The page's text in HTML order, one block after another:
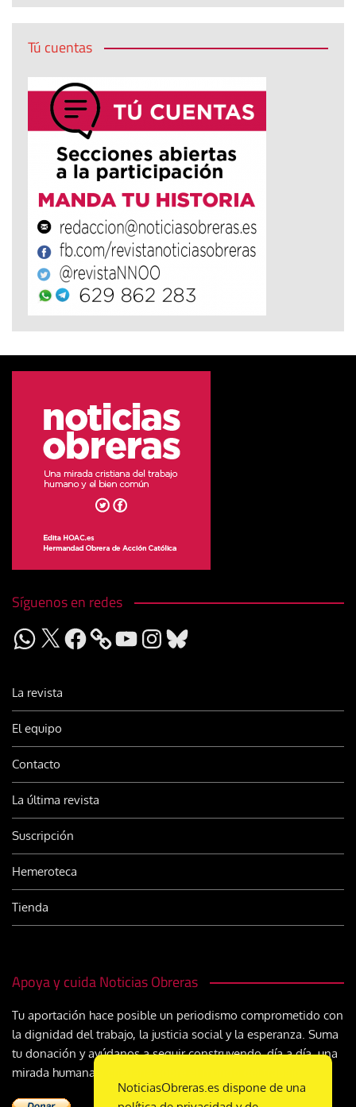
Tú cuentas
Síguenos en redes
WhatsApp
X Facebook YouTubeInstagram
Bluesky
La revista
El equipo
Contacto
La última revista
Suscripción
Hemeroteca
Tienda
Apoya y cuida Noticias Obreras
Tu aportación hace posible un periodismo comprometido con
la dignidad del trabajo, la justicia social y la esperanza. Suma
tu donación y ayúdanos a seguir construyendo, día a día, una
mirada humana y cristiana sobre el mundo del trabajo
NoticiasObreras.es dispone de una